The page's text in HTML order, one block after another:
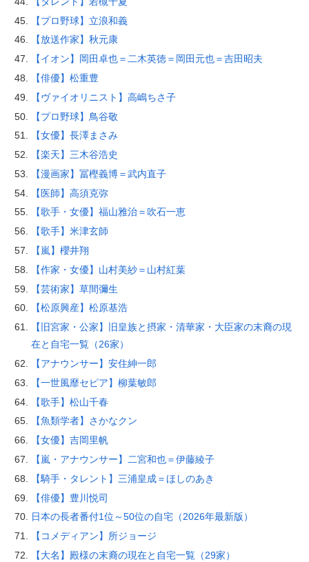
【プロ野球】立浪和義
【放送作家】秋元康
【イオン】岡田卓也＝二木英徳＝岡田元也＝吉田昭夫
【俳優】松重豊
【ヴァイオリニスト】高嶋ちさ子
【プロ野球】鳥谷敬
【女優】長澤まさみ
【楽天】三木谷浩史
【漫画家】冨樫義博＝武内直子
【医師】高須克弥
【歌手・女優】福山雅治＝吹石一恵
【歌手】米津玄師
【嵐】櫻井翔
【作家・女優】山村美紗＝山村紅葉
【芸術家】草間彌生
【松原興産】松原基浩
【旧宮家・公家】旧皇族と摂家・清華家・大臣家の末裔の現
在と自宅一覧（26家）
【アナウンサー】安住紳一郎
【一世風靡セピア】柳葉敏郎
【歌手】松山千春
【魚類学者】さかなクン
【女優】吉岡里帆
【嵐・アナウンサー】二宮和也＝伊藤綾子
【騎手・タレント】三浦皇成＝ほしのあき
【俳優】豊川悦司
日本の長者番付1位～50位の自宅（2026年最新版）
【コメディアン】所ジョージ
【大名】殿様の末裔の現在と自宅一覧（29家）